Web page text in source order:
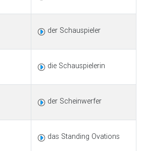
der Schauspieler
die Schauspielerin
der Scheinwerfer
das Standing Ovations